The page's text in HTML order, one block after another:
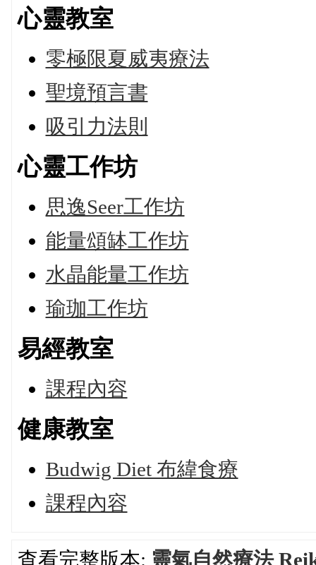
心靈教室
零極限夏威夷療法
聖境預言書
吸引力法則
心靈工作坊
思逸Seer工作坊
能量頌缽工作坊
水晶能量工作坊
瑜珈工作坊
易經教室
課程內容
健康教室
Budwig Diet 布緯食療
課程內容
查看完整版本: 靈氣自然療法